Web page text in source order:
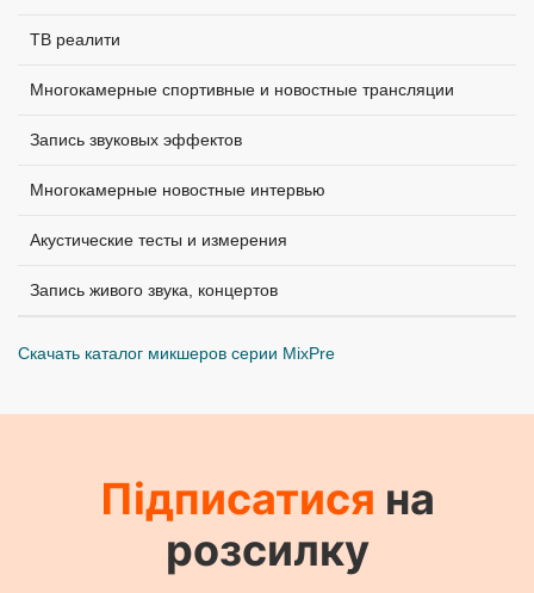
ТВ реалити
Многокамерные спортивные и новостные трансляции
Запись звуковых эффектов
Многокамерные новостные интервью
Акустические тесты и измерения
Запись живого звука, концертов
Скачать каталог микшеров серии MixPre
Підписатися на
розсилку